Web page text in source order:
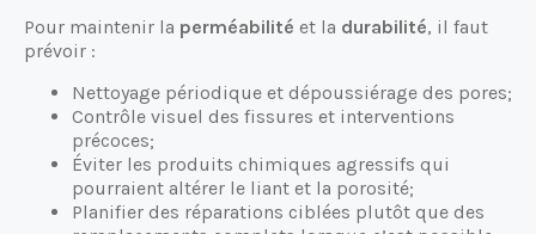
Pour maintenir la perméabilité et la durabilité, il faut
prévoir :
Nettoyage périodique et dépoussiérage des pores;
Contrôle visuel des fissures et interventions
précoces;
Éviter les produits chimiques agressifs qui
pourraient altérer le liant et la porosité;
Planifier des réparations ciblées plutôt que des